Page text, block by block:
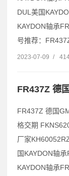
DUL美国
KAYDON轴承
号推荐：
2023-07-09 /
FR437Z 德
FR437Z 德国
格交期
厂家
国KAYDON轴
KAYDON轴承